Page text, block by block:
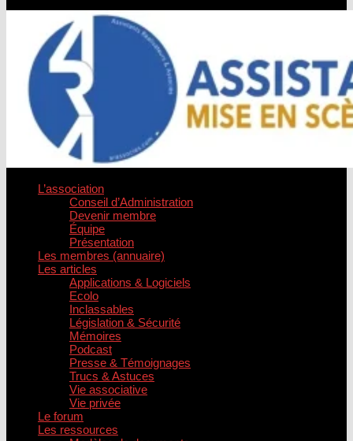
L’association
Conseil d’Administration
Devenir membre
Équipe
Présentation
Les membres (annuaire)
Les articles
Applications & Logiciels
Ecolo
Inclassables
Législation & Sécurité
Mémoires
Podcast
Presse & Témoignages
Trucs & Astuces
Vie associative
Vie privée
Le forum
Les ressources